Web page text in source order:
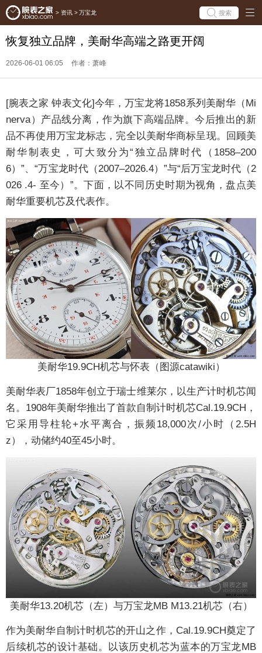
> 资讯 > 万宝龙 搜索
恢复独立品牌，美耐华高端之路更开阔
2026-06-01 06:05 作者：萧峰
[腕表之家 钟表文化]今年，万宝龙将1858系列美耐华（Mi
nerva）产品线分离，作为旗下高端品牌。今后推出的新
品不再使用万宝龙标志，完全以美耐华商标呈现。回顾美
耐华制表史，可大致分为“独立品牌时代（1858–200
6）”、“万宝龙时代（2007–2026.4）”与“后万宝龙时代（2
026 .4- 至今）”。下面，以不同历史时期为视角，盘点美
耐华重要机芯及代表作。
美耐华19.9CH机芯与怀表（图源catawiki）
美耐华表厂1858年创立于瑞士维莱尔，以生产计时机芯闻
名。1908年美耐华推出了首款自制计时机芯Cal.19.9CH，
它采用导柱轮+水平离合，振频18,000次/小时（2.5H
z），动储约40至45小时。
美耐华13.20机芯（左）与万宝龙MB M13.21机芯（右）
作为美耐华自制计时机芯的开山之作，Cal.19.9CH奠定了
后续机芯的设计基础。以该历史机芯为蓝本的万宝龙MB